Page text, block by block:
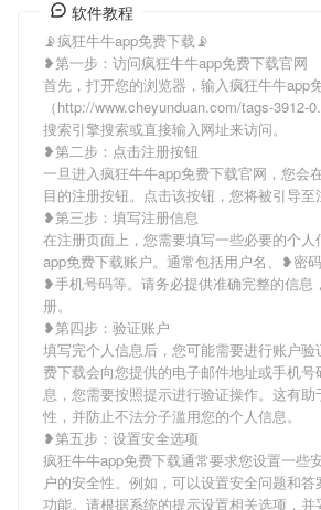
软件教程
📡疯狂牛牛app免费下载📡
❥第一步：访问疯狂牛牛app免费下载官网
首先，打开您的浏览器，输入疯狂牛牛app
（http://www.cheyunduan.com/tags-3912-
搜索引擎搜索或直接输入网址来访问。
❥第二步：点击注册按钮
一旦进入疯狂牛牛app免费下载官网，您会
目的注册按钮。点击该按钮，您将被引导至
❥第三步：填写注册信息
在注册页面上，您需要填写一些必要的个
app免费下载账户。通常包括用户名、❥密
❥手机号码等。请务必提供准确完整的信息
册。
❥第四步：验证账户
填写完个人信息后，您可能需要进行账户
费下载会向您提供的电子邮件地址或手机
息，您需要按照提示进行验证操作。这有助
性，并防止不法分子滥用您的个人信息。
❥第五步：设置安全选项
疯狂牛牛app免费下载通常要求您设置一些
户的安全性。例如，可以设置安全问题和
功能。请根据系统的提示设置相关选项，并